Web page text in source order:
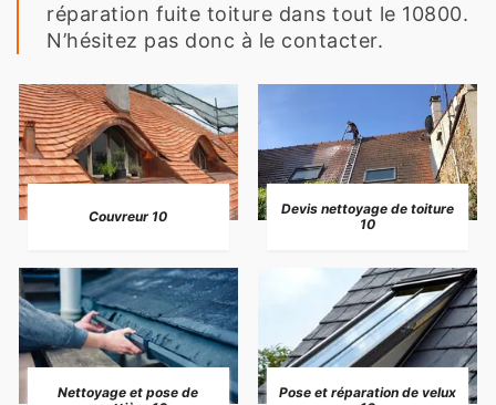
réparation fuite toiture dans tout le 10800.
N’hésitez pas donc à le contacter.
Couvreur 10
Devis nettoyage de toiture
10
Nettoyage et pose de
Pose et réparation de velux